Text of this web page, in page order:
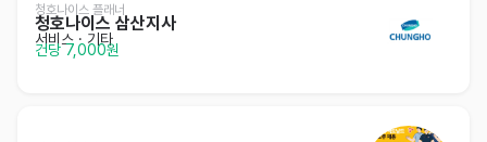
청호나이스 플래너
청호나이스 삼산지사
서비스 · 기타
건당 7,000원